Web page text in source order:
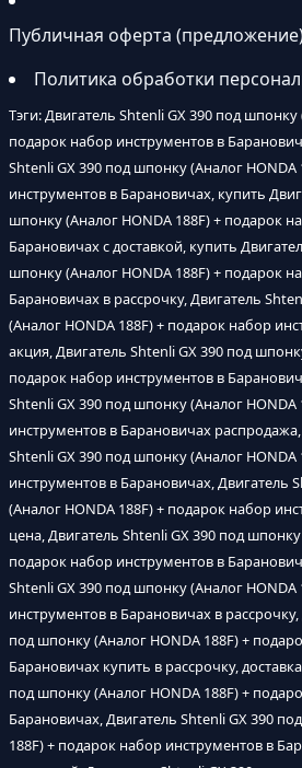
Публичная оферта
Политика обработки
Тэги: Двигатель Shtenli GX 390 под шпонку
подарок набор инструментов в
Shtenli GX 390 под шпонку (Аналог
инструментов в Барановичах, купить
шпонку (Аналог HONDA 188F) + подарок
Барановичах с доставкой, купить
шпонку (Аналог HONDA 188F) + подарок
Барановичах в рассрочку, Двигатель
(Аналог HONDA 188F) + подарок набор
акция, Двигатель Shtenli GX 390 под
подарок набор инструментов в
Shtenli GX 390 под шпонку (Аналог
инструментов в Барановичах
Shtenli GX 390 под шпонку (Аналог
инструментов в Барановичах, Двигатель
(Аналог HONDA 188F) + подарок набор
цена, Двигатель Shtenli GX 390 под
подарок набор инструментов в
Shtenli GX 390 под шпонку (Аналог
инструментов в Барановичах в
под шпонку (Аналог HONDA 188F) +
Барановичах купить в рассрочку,
под шпонку (Аналог HONDA 188F) +
Барановичах, Двигатель Shtenli GX 390
188F) + подарок набор инструментов в